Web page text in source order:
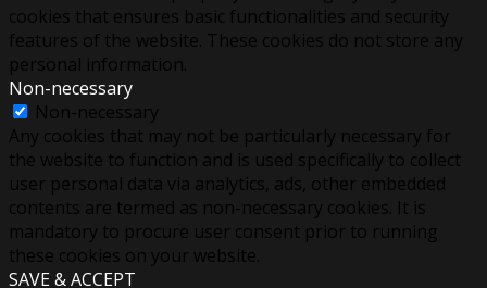
cookies that ensures basic functionalities and security
features of the website. These cookies do not store any
personal information.
Non-necessary
Non-necessary
Any cookies that may not be particularly necessary for
the website to function and is used specifically to collect
user personal data via analytics, ads, other embedded
contents are termed as non-necessary cookies. It is
mandatory to procure user consent prior to running
these cookies on your website.
SAVE & ACCEPT